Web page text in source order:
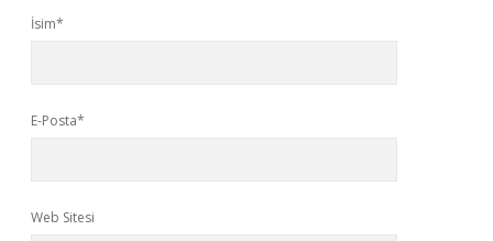
İsim*
E-Posta*
Web Sitesi